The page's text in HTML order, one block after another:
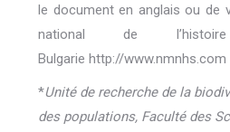
le document en anglais ou de
national de
Bulgarie http://www.nmnhs.com
*Unité de recherche de la
des populations, Faculté des